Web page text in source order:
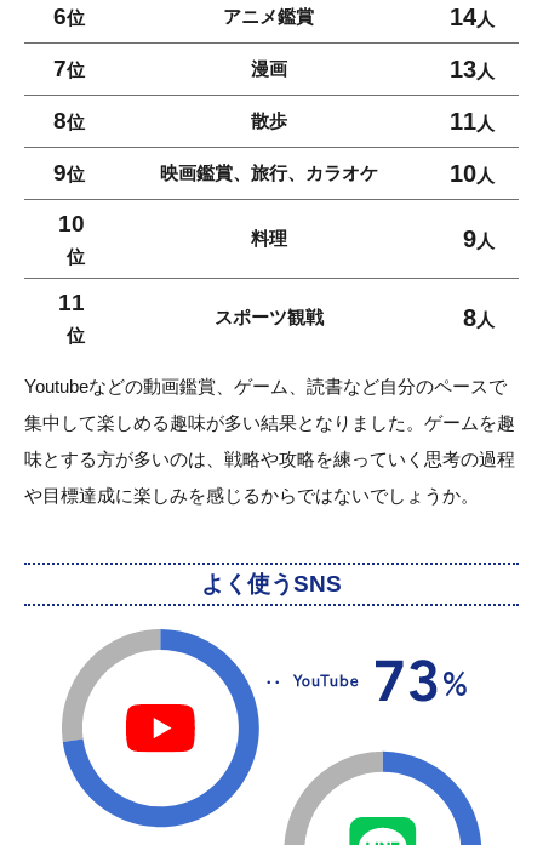
6位 アニメ鑑賞 14人
7位 漫画 13人
8位 散歩 11人
9位 映画鑑賞、旅行、カラオケ 10人
10
位
料理 9人
11
位
スポーツ観戦 8人
Youtubeなどの動画鑑賞、ゲーム、読書など自分のペースで
集中して楽しめる趣味が多い結果となりました。ゲームを趣
味とする方が多いのは、戦略や攻略を練っていく思考の過程
や目標達成に楽しみを感じるからではないでしょうか。
よく使うSNS